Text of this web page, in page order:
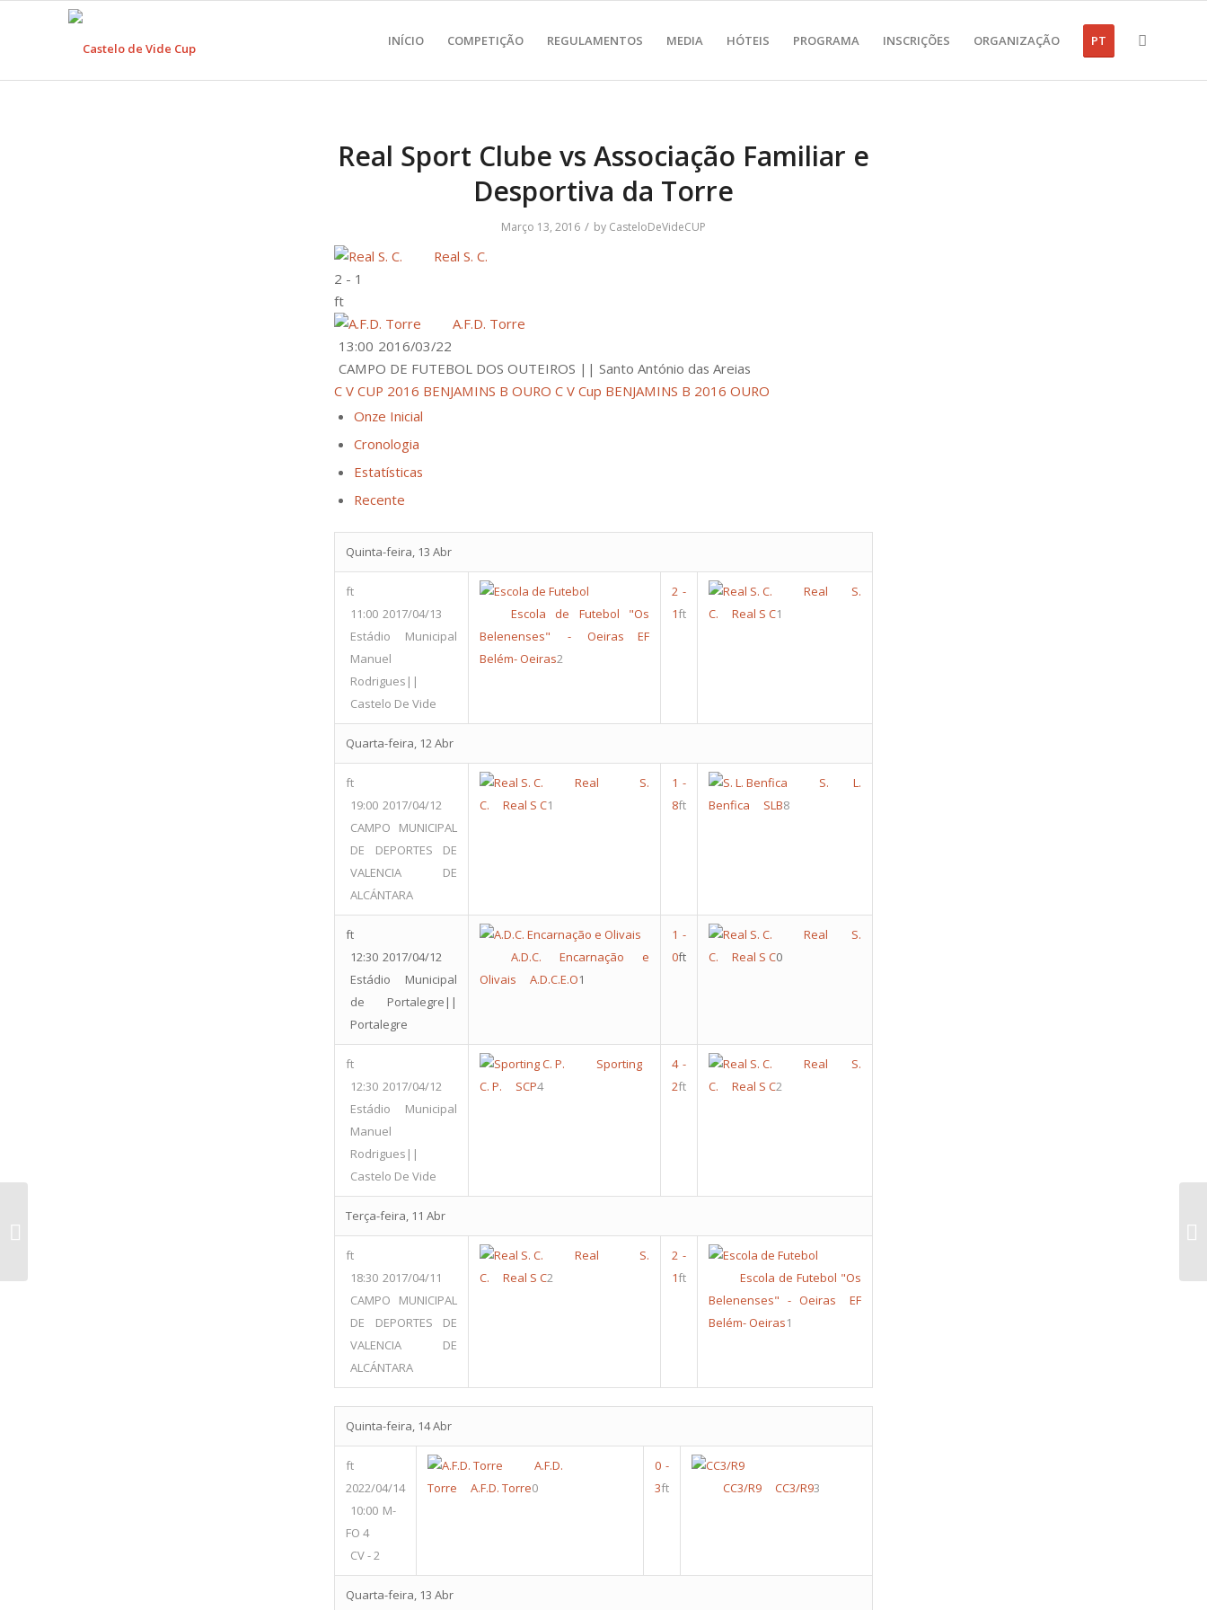
INÍCIO COMPETIÇÃO REGULAMENTOS MEDIA HÓTEIS PROGRAMA INSCRIÇÕES ORGANIZAÇÃO PT
Real Sport Clube vs Associação Familiar e
Desportiva da Torre
Março 13, 2016 / by CasteloDeVideCUP
Real S. C.
2 - 1
ft
A.F.D. Torre
2016/03/22
13:00
CAMPO DE FUTEBOL DOS OUTEIROS || Santo António das Areias
C V CUP 2016 BENJAMINS B OURO C V Cup BENJAMINS B 2016 OURO
Onze Inicial
Cronologia
Estatísticas
Recente
Quinta-feira, 13 Abr
ft
2017/04/13
11:00
Estádio Municipal
Manuel
Rodrigues||
Castelo De Vide
Escola de Futebol "Os
Belenenses" - Oeiras
EF
Belém- Oeiras2
2 -
1ft
Real S.
C.
Real S C1
Quarta-feira, 12 Abr
ft
2017/04/12
19:00
CAMPO MUNICIPAL
DE DEPORTES DE
VALENCIA DE
ALCÁNTARA
Real S.
C.
Real S C1
1 -
8ft
S. L.
Benfica
SLB8
ft
2017/04/12
12:30
Estádio Municipal
de Portalegre||
Portalegre
A.D.C. Encarnação e
Olivais
A.D.C.E.O1
1 -
0ft
Real S.
C.
Real S C0
ft
2017/04/12
12:30
Estádio Municipal
Manuel
Rodrigues||
Castelo De Vide
Sporting
C. P.
SCP4
4-
2ft
Real S.
C.
Real S C2
Terça-feira, 11 Abr
ft
2017/04/11
18:30
CAMPO MUNICIPAL
DE DEPORTES DE
VALENCIA DE
ALCÁNTARA
Real S.
C.
Real S C2
2 -
1ft
Escola de Futebol "Os
Belenenses" - Oeiras
EF
Belém- Oeiras1
Quinta-feira, 14 Abr
ft
2022/04/14
10:00 M-
FO 4
CV - 2
A.F.D.
Torre
A.F.D. Torre0
0 -
3ft CC3/R9 CC3/R93
Quarta-feira, 13 Abr